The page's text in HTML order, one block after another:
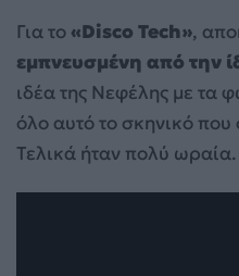
Για το«Disco Tech»,
εμπνευσμένη από την
ιδέα της Νεφέλης με τα
όλο αυτό το σκηνικό
Τελικά ήταν πολύ